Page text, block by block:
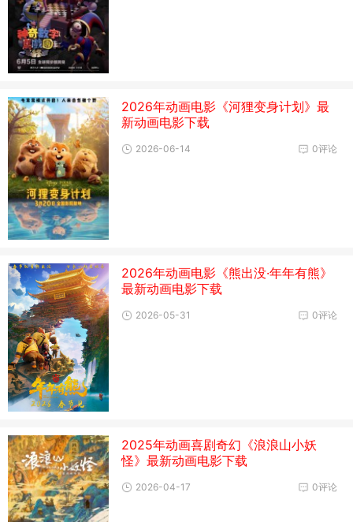
2026年动画电影《河狸变身计划》最
新动画电影下载
0评论
2026-06-14
2026年动画电影《熊出没·年年有熊》
最新动画电影下载
0评论
2026-05-31
2025年动画喜剧奇幻《浪浪山小妖
怪》最新动画电影下载
0评论
2026-04-17